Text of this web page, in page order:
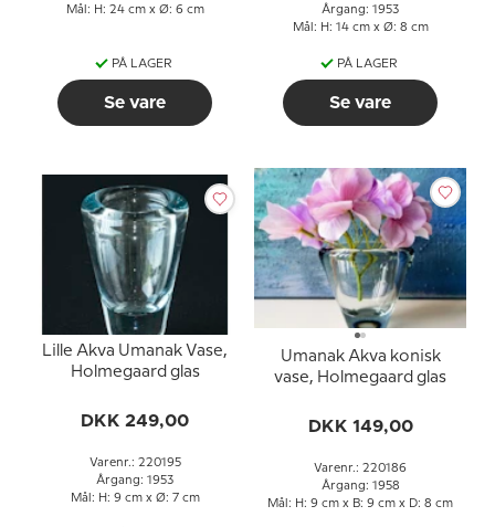
Mål: H: 24 cm x Ø: 6 cm
PÅ LAGER
Se vare
Årgang: 1953
Mål: H: 14 cm x Ø: 8 cm
PÅ LAGER
Se vare
Lille Akva Umanak Vase,
Holmegaard glas
DKK 249,00
Varenr.: 220195
Årgang: 1953
Mål: H: 9 cm x Ø: 7 cm
Umanak Akva konisk
vase, Holmegaard glas
DKK 149,00
Varenr.: 220186
Årgang: 1958
Mål: H: 9 cm x B: 9 cm x D: 8 cm